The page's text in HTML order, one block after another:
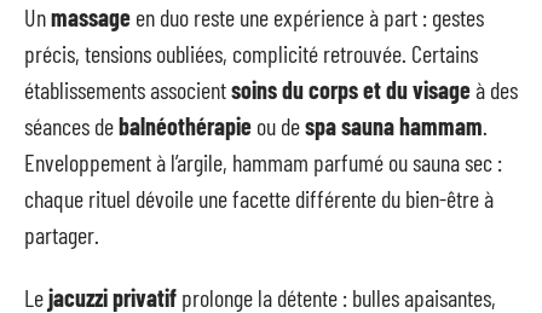
Unmassage en duo reste une expérience à part : gestes
précis, tensions oubliées, complicité retrouvée. Certains
établissements associentsoins du corps et du visageà des
séances debalnéothérapie ou despa sauna hammam
Enveloppement à l’argile, hammam parfumé ou sauna sec :
chaque rituel dévoile une facette différente du bien-être à
partager.
Lejacuzzi privatif prolonge la détente : bulles apaisantes,